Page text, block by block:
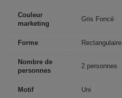
Couleur
marketing
Gris Foncé
Forme Rectangulaire
Nombre de
personnes
2 personnes
Motif Uni